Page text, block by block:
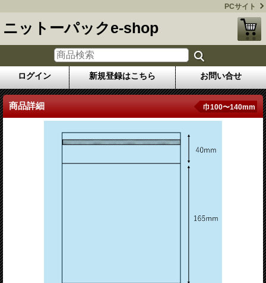
PCサイト
ニットーパックe-shop
ログイン 新規登録はこちら お問い合せ
商品詳細 巾100〜140mm